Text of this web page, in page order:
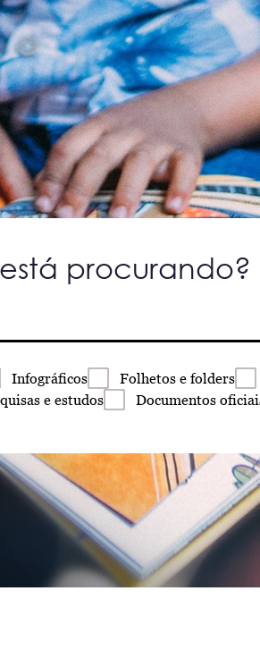
procurando?
Infográficos Folhetos e folders
e estudos Documentos